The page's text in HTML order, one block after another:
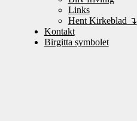
Links
Hent Kirkeblad ↴
Kontakt
Birgitta symbolet